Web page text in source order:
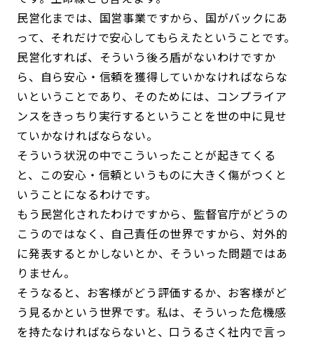
民営化までは、国営事業ですから、国がバックにあ
って、それだけで安心してもらえたということです。
民営化すれば、そういう後ろ盾がないわけですか
ら、自ら安心・信頼を獲得していかなければならな
いということであり、そのためには、コンプライア
ンスをきっちり実行するということを世の中に見せ
ていかなければならない。
そういう状況の中でこういったことが起きてくる
と、この安心・信頼というものに大きく傷がつくと
いうことになるわけです。
もう民営化されたわけですから、監督官庁がどうの
こうのではなく、自己責任の世界ですから、対外的
に発表するとかしないとか、そういった問題ではあ
りません。
そうなると、お客様がどう評価するか、お客様がど
う見るかという世界です。私は、そういった危機感
を持たなければならないと、口うるさく社内で言っ